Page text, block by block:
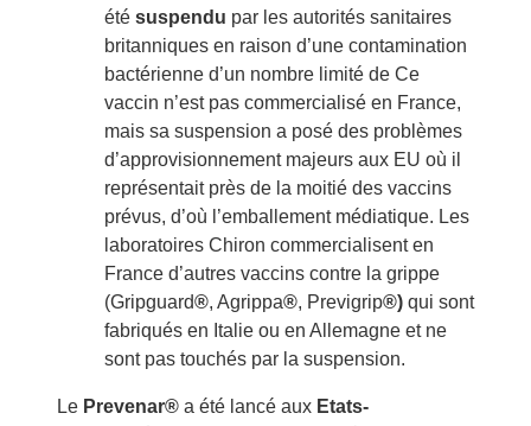
été suspendu par les autorités sanitaires
britanniques en raison d’une contamination
bactérienne d’un nombre limité de Ce
vaccin n’est pas commercialisé en France,
mais sa suspension a posé des problèmes
d’approvisionnement majeurs aux EU où il
représentait près de la moitié des vaccins
prévus, d’où l’emballement médiatique. Les
laboratoires Chiron commercialisent en
France d’autres vaccins contre la grippe
(Gripguard®, Agrippa®, Previgrip®) qui sont
fabriqués en Italie ou en Allemagne et ne
sont pas touchés par la suspension.
Le Prevenar® a été lancé aux Etats-